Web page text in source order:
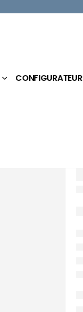
CONFIGURATEUR